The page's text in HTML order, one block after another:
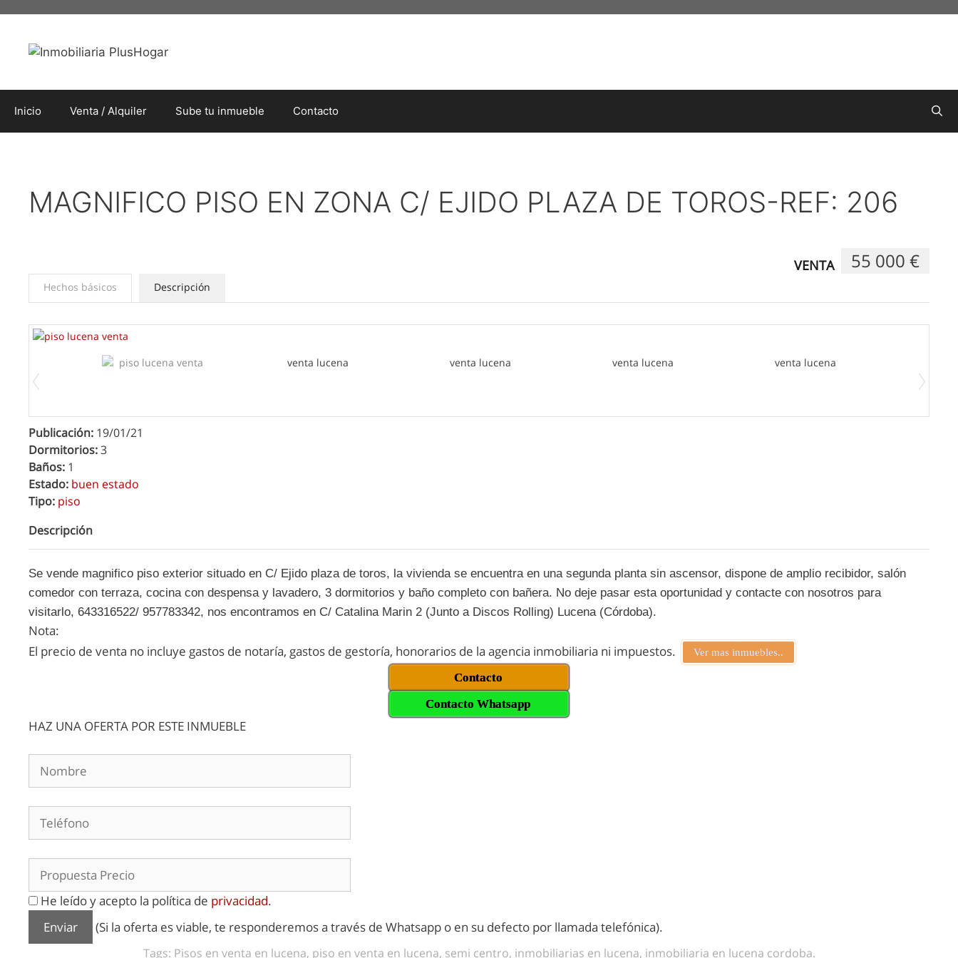
Inicio Venta / Alquiler Sube tu inmueble Contacto
MAGNIFICO PISO EN ZONA C/ EJIDO PLAZA DE TOROS-REF: 206
VENTA 55 000 €
Hechos básicos Descripción
Publicación: 19/01/21
Dormitorios:3
Baños: 1
Estado: buen estado
Tipo: piso
Descripción
Se vende magnifico piso exterior situado en C/ Ejido plaza de toros, la vivienda se encuentra en una segunda planta sin ascensor, dispone de amplio recibidor, salón
comedor con terraza, cocina con despensa y lavadero, 3 dormitorios y baño completo con bañera. No deje pasar esta oportunidad y contacte con nosotros para
visitarlo, 643316522/ 957783342, nos encontramos en C/ Catalina Marin 2 (Junto a Discos Rolling) Lucena (Córdoba).
Nota:
El precio de venta no incluye gastos de notaría, gastos de gestoría, honorarios de la agencia inmobiliaria ni impuestos.
Ver mas inmuebles..
Contacto
Contacto Whatsapp
HAZ UNA OFERTA POR ESTE INMUEBLE
He leído y acepto la política de privacidad.
(Si la oferta es viable, te responderemos a través de Whatsapp o en su defecto por llamada telefónica).
Tags: Pisos en venta en lucena, piso en venta en lucena, semi centro, inmobiliarias en lucena, inmobiliaria en lucena cordoba.